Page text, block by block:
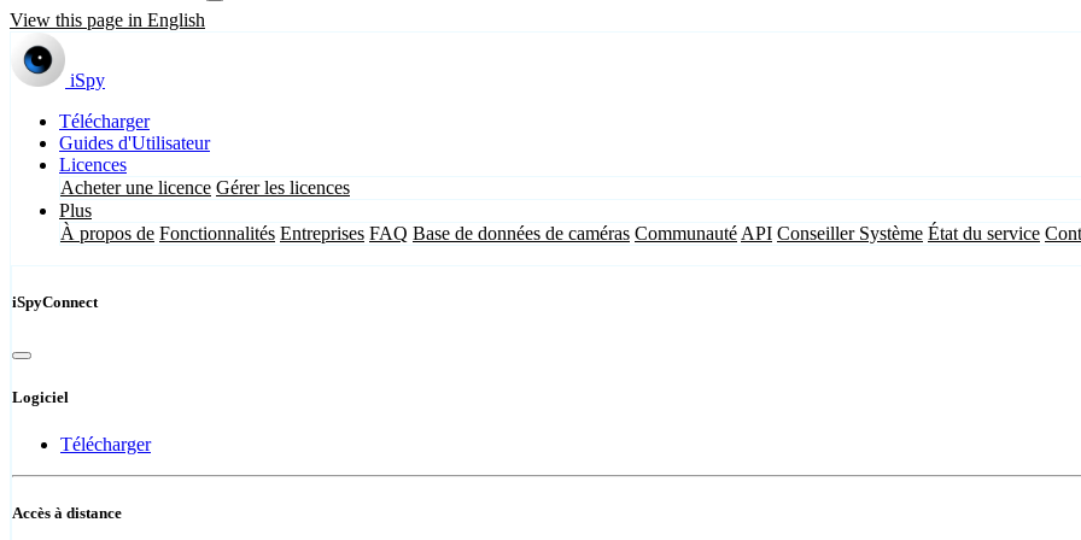
View this page in English
iSpy
Télécharger
Guides d'Utilisateur
Licences
Acheter une licence Gérer les licences
Plus
À propos de Fonctionnalités Entreprises FAQ Base de données de caméras Communauté API Conseiller Système État du service
iSpyConnect
Logiciel
Télécharger
Accès à distance